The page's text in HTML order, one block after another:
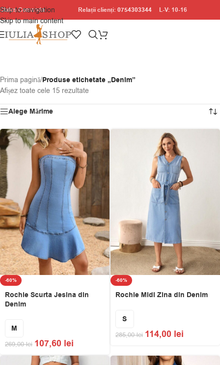
Skip to navigation
Skip to main content
Status Comanda Relații clienți: 0754303344L-V: 10-16
Prima pagină/Produse etichetate „Denim”
Afișez toate cele 15 rezultate
Alege Mărime
-60%
Rochie Scurta Jesina din
Denim
M
269,00lei 107,60 lei
-60%
Rochie Midi Zina din Denim
S
285,00lei 114,00 lei